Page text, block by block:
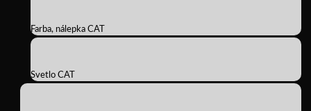
Farba, nálepka CAT
Svetlo CAT